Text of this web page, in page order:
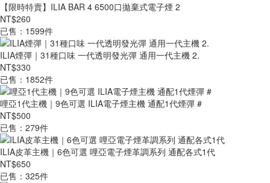
【限時特賣】ILIA BAR 4 6500口拋棄式電子煙 2
NT$260
已售：1599件
ILIA煙彈｜31種口味 一代透明發光彈 通用一代主機 2.
NT$330
已售：1852件
哩亞1代主機｜9色可選 ILIA電子煙主機 通配1代煙彈 #
NT$500
已售：279件
ILIA皮革主機｜6色可選 哩亞電子煙革調系列 通配各式1代
NT$650
已售：325件